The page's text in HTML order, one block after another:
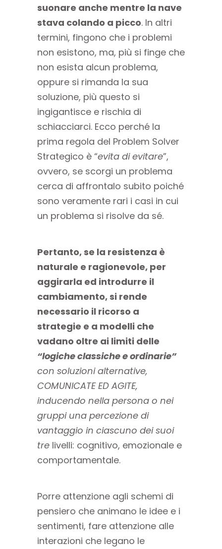
suonare anche mentre la nave
stava colando a picco. In altri
termini, fingono che i problemi
non esistono, ma, più si finge che
non esista alcun problema,
oppure si rimanda la sua
soluzione, più questo si
ingigantisce e rischia di
schiacciarci. Ecco perché la
prima regola del Problem Solver
Strategico è “evita di evitare”,
ovvero, se scorgi un problema
cerca di affrontalo subito poiché
sono veramente rari i casi in cui
un problema si risolve da sé.
Pertanto, se la resistenza è
naturale e ragionevole, per
aggirarla ed introdurre il
cambiamento, si rende
necessario il ricorso a
strategie e a modelli che
vadano oltre ai limiti delle
“logiche classiche e ordinarie”
con soluzioni alternative,
COMUNICATE ED AGITE,
inducendo nella persona o nei
gruppi una percezione di
vantaggio in ciascuno dei suoi
tre livelli: cognitivo, emozionale e
comportamentale.
Porre attenzione agli schemi di
pensiero che animano le idee e i
sentimenti, fare attenzione alle
interazioni che legano le